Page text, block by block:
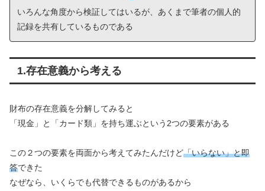
いろんな角度から検証してはいるが、あくまで筆者の個人的
記録を共有しているものである
1.存在意義から考える
財布の存在意義を分解してみると
「現金」と「カード類」を持ち運ぶという2つの要素がある
この２つの要素を両面から考えてみたんだけど「いらない」と即
答できた
なぜなら、いくらでも代替できるものがあるから